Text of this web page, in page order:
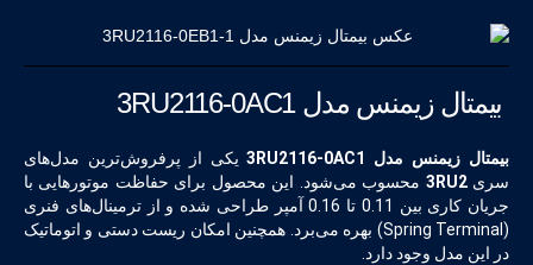
بیمتال زیمنس مدل 3RU2116-0AC1
بیمتال زیمنس مدل 3RU2116-0AC1
یکی از پرفروش‌ترین مدل‌های
سری3RU2 محسوب می‌شود. این محصول برای حفاظت موتورهایی با
جریان کاری بین 0.11 تا 0.16 آمپر طراحی شده و از ترمینال‌های فنری
(Spring Terminal) بهره می‌برد. همچنین امکان ریست دستی و اتوماتیک
در این مدل وجود دارد.